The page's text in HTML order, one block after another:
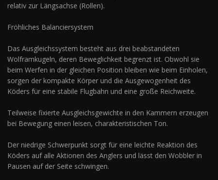
relativ zur Längsachse (Rollen).
Fröhliches Balanciersystem
Das Ausgleichssystem besteht aus drei beabstandeten
Wolframkugeln, deren Beweglichkeit begrenzt ist. Obwohl sie
beim Werfen in der gleichen Position bleiben wie beim Einholen,
sorgen der kompakte Körper und die Ausgewogenheit des
Köders für eine stabile Flugbahn und eine große Reichweite.
Teilweise fixierte Ausgleichsgewichte in den Kammern erzeugen
bei Bewegung einen leisen, charakteristischen Ton.
Der niedrige Schwerpunkt sorgt für eine leichte Reaktion des
Köders auf alle Aktionen des Anglers und lässt den Wobbler in
Pausen auf der Seite schwingen.